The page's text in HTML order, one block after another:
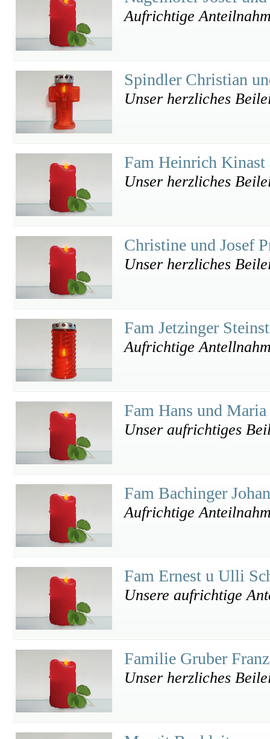
Aufrichtige
Spindler Christian
Unser herzliches
Fam Heinrich Kinast
Unser herzliches
Christine und Josef
Unser herzliches
Fam Jetzinger
Aufrichtige
Fam Hans und
Unser aufrichtiges
Fam Bachinger
Aufrichtige
Fam Ernest u Ulli
Unsere aufrichtige
Familie Gruber
Unser herzliches